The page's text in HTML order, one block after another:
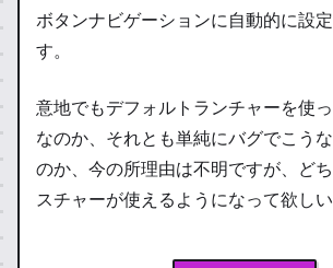
ボタンナビゲーションに自動的に設
す。
意地でもデフォルトランチャーを使
なのか、それとも単純にバグでこう
のか、今の所理由は不明ですが、ど
スチャーが使えるようになって欲しい